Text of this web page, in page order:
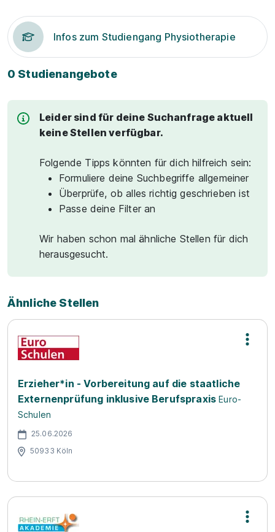
Infos zum Studiengang Physiotherapie
0 Studienangebote
Leider sind für deine Suchanfrage aktuell
keine Stellen verfügbar.
Folgende Tipps könnten für dich hilfreich sein:
Formuliere deine Suchbegriffe allgemeiner
Überprüfe, ob alles richtig geschrieben ist
Passe deine Filter an
Wir haben schon mal ähnliche Stellen für dich
herausgesucht.
Ähnliche Stellen
Erzieher*in - Vorbereitung auf die staatliche
Externenprüfung inklusive Berufspraxis Euro-
Schulen
25.06.2026
50933 Köln